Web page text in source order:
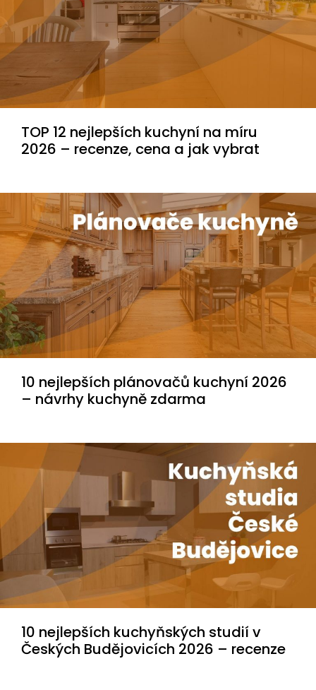
TOP 12 nejlepších kuchyní na míru
2026 – recenze, cena a jak vybrat
10 nejlepších plánovačů kuchyní 2026
– návrhy kuchyně zdarma
10 nejlepších kuchyňských studií v
Českých Budějovicích 2026 – recenze